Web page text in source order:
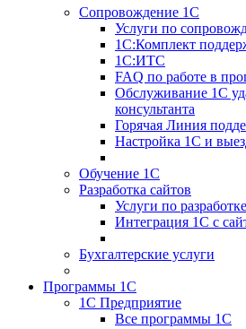
Сопровождение 1С
Услуги по
1С:Комплект
1С:ИТС
FAQ по работе в
Обслуживание 1С
консультанта
Горячая Линия
Настройка 1С и
Обучение 1С
Разработка сайтов
Услуги по
Интеграция 1С с
Бухгалтерские услуги
Программы 1С
1С Предприятие
Все программы 1С